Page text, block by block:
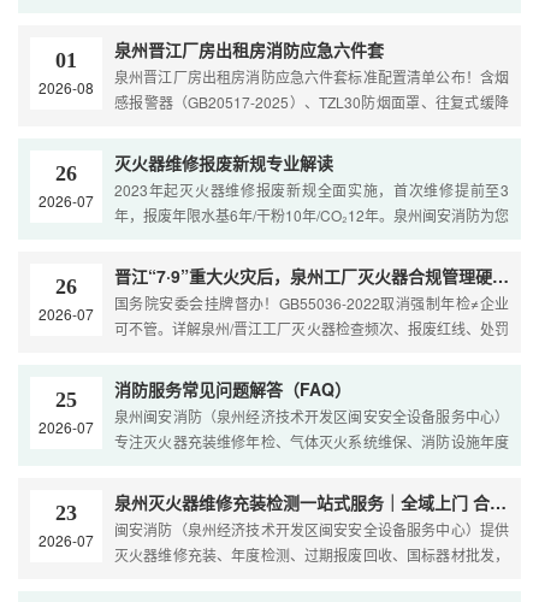
···
01
2026-08
​泉州晋江厂房出租房消防应急六件套
泉州晋江厂房出租房消防应急六件套标准配置清单公布！含烟
感报警器（GB20517-2025）、TZL30防烟面罩、往复式缓降
热···
26
2026-07
灭火器维修报废新规专业解读
2023年起灭火器维修报废新规全面实施，首次维修提前至3
年，报废年限水基6年/干粉10年/CO₂12年。泉州闽安消防为您
消···
26
2026-07
晋江“7·9”重大火灾后，泉州工厂灭火器合规管理硬核指南
国务院安委会挂牌督办！GB55036-2022取消强制年检≠企业
可不管。详解泉州/晋江工厂灭火器检查频次、报废红线、处罚
···
25
2026-07
消防服务常见问题解答（FAQ）
泉州闽安消防（泉州经济技术开发区闽安安全设备服务中心）
专注灭火器充装维修年检、气体灭火系统维保、消防设施年度
23
2026-07
泉州灭火器维修充装检测一站式服务｜全域上门 合规年检
闽安消防（泉州经济技术开发区闽安安全设备服务中心）提供
灭火器维修充装、年度检测、过期报废回收、国标器材批发，